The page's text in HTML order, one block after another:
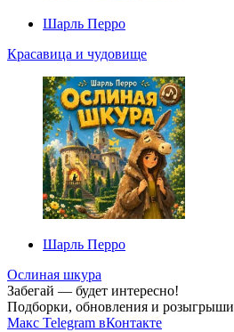
Шарль Перро
Красавица и чудовище
Шарль Перро
Ослиная шкура
Забегай — будет интересно!
Подборки, обновления и розыгрыши
Макс Telegram вКонтакте